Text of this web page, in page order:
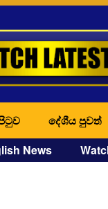
දේශීය පුවත්
News